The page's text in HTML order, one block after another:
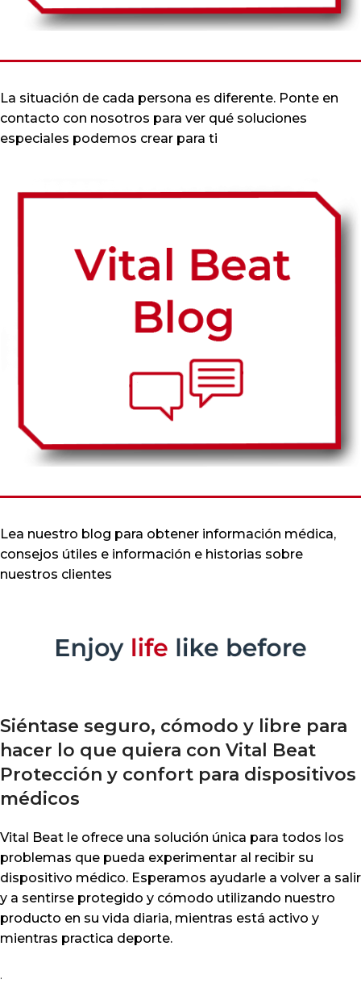
La situación de cada persona es diferente. Ponte en
contacto con nosotros para ver qué soluciones
especiales podemos crear para ti
Lea nuestro blog para obtener información médica,
consejos útiles e información e historias sobre
nuestros clientes
Siéntase seguro, cómodo y libre para
hacer lo que quiera con Vital Beat
Protección y confort para dispositivos
médicos
Vital Beat le ofrece una solución única para todos los
problemas que pueda experimentar al recibir su
dispositivo médico. Esperamos ayudarle a volver a salir
y a sentirse protegido y cómodo utilizando nuestro
producto en su vida diaria, mientras está activo y
mientras practica deporte.
.